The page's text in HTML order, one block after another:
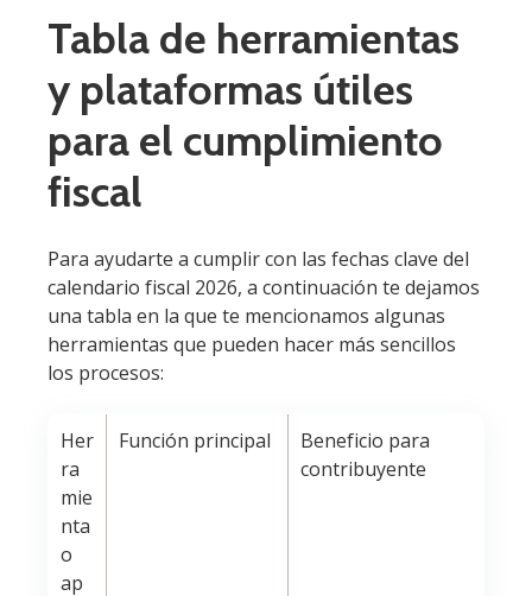
Tabla de herramientas
y plataformas útiles
para el cumplimiento
fiscal
Para ayudarte a cumplir con las fechas clave del
calendario fiscal 2026, a continuación te dejamos
una tabla en la que te mencionamos algunas
herramientas que pueden hacer más sencillos
los procesos:
Her
ra
mie
nta
o
ap
Función principal
Beneficio para
contribuyente